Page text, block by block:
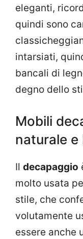
eleganti,
quindi sono
intarsiati,
bancali di
degno dello
Mobili
naturale e
Il decapaggio
molto usata
stile, che
volutamente
essere anche